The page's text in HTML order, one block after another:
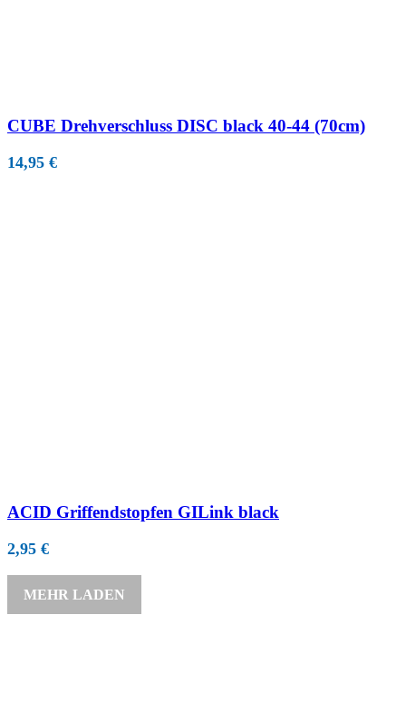
CUBE Drehverschluss DISC black 40-44 (70cm)
14,95 €
ACID Griffendstopfen GILink black
2,95 €
MEHR LADEN